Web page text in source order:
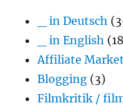
_ in Deutsch
_ in English
Affiliate
Blogging (3)
Filmkritik /